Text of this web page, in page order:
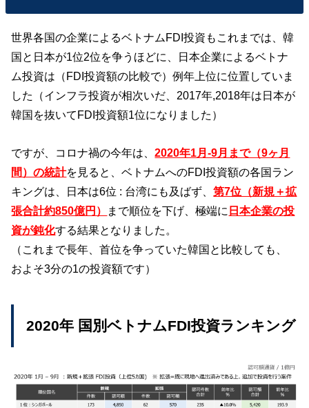
世界各国の企業によるベトナムFDI投資もこれまでは、韓
国と日本が1位2位を争うほどに、日本企業によるベトナ
ム投資は（FDI投資額の比較で）例年上位に位置していま
した（インフラ投資が相次いだ、2017年,2018年は日本が
韓国を抜いてFDI投資額1位になりました）
ですが、コロナ禍の今年は、2020年1月-9月まで（9ヶ月
間）の統計を見ると、ベトナムへのFDI投資額の各国ラン
キングは、日本は6位 : 台湾にも及ばず、第7位（新規＋拡
張合計約850億円）
まで順位を下げ、極端に 日本企業の投
資が鈍化する結果となりました。
（これまで長年、首位を争っていた韓国と比較しても、
およそ3分の1の投資額です）
2020年 国別ベトナムFDI投資ランキング